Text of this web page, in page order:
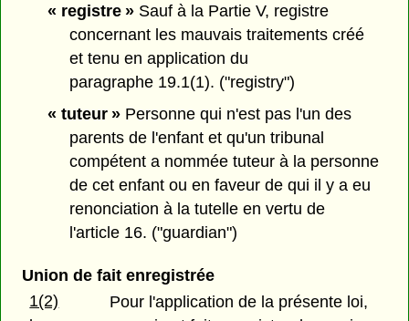
« registre »Sauf à la Partie V, registre
concernant les mauvais traitements créé
et tenu en application du
paragraphe 19.1(1). ("registry")
« tuteur »Personne qui n'est pas l'un des
parents de l'enfant et qu'un tribunal
compétent a nommée tuteur à la personne
de cet enfant ou en faveur de qui il y a eu
renonciation à la tutelle en vertu de
l'article 16. ("guardian")
Union de fait enregistrée
1(2)
Pour l'application de la présente loi,